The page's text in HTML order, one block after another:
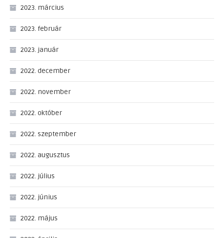
2023. március
2023. február
2023. január
2022. december
2022. november
2022. október
2022. szeptember
2022. augusztus
2022. július
2022. június
2022. május